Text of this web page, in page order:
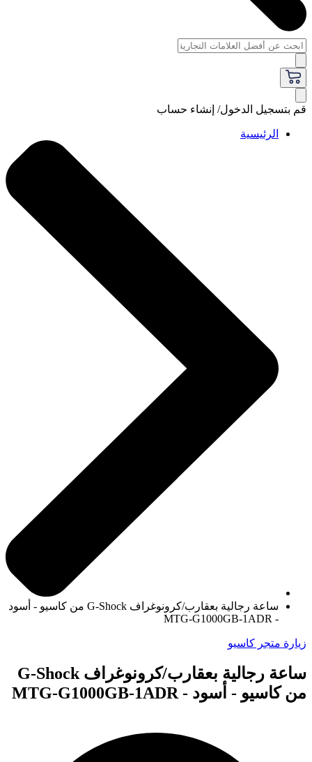
قم بتسجيل الدخول/ إنشاء حساب
الرئيسية
ساعة رجالية بعقارب/كرونوغراف G-Shock من كاسيو - أسود
- MTG-G1000GB-1ADR
زيارة متجر كاسيو
ساعة رجالية بعقارب/كرونوغراف G-Shock
من كاسيو - أسود - MTG-G1000GB-1ADR